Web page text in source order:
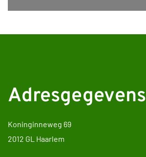
Adresgegevens
Koninginneweg 69
2012 GL Haarlem